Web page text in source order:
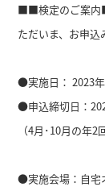
■■検定のご案
ただいま、お申込
●実施日： 2023年
●申込締切日：
（4月･10月の年2
●実施会場：自宅